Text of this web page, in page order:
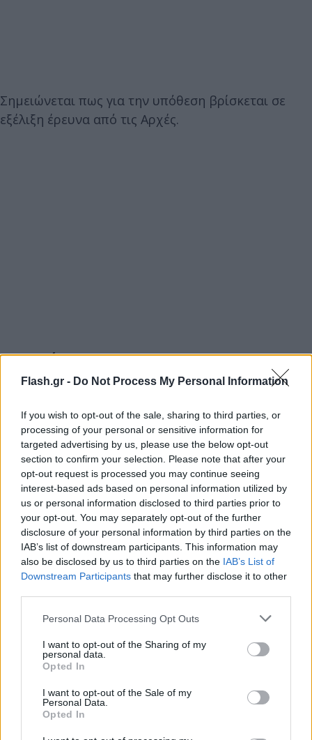
Flash.gr - Do Not Process My Personal Information
If you wish to opt-out of the sale, sharing to third parties, or
processing of your personal or sensitive information for
targeted advertising by us, please use the below opt-out
section to confirm your selection. Please note that after your
opt-out request is processed you may continue seeing
interest-based ads based on personal information utilized by
us or personal information disclosed to third parties prior to
your opt-out. You may separately opt-out of the further
disclosure of your personal information by third parties on the
IAB’s list of downstream participants. This information may
also be disclosed by us to third parties on the IAB’s List of
Downstream Participants that may further disclose it to other
Please note that this website/app uses one or more Google
not limited to your visit or usage behaviour. You may click to
grant or deny consent to Google and its third-party tags to
use your data for below specified purposes in below Google
consent section.
Personal Data Processing Opt Outs
I want to opt-out of the Sharing of my
personal data.
Opted In
I want to opt-out of the Sale of my
Personal Data.
Opted In
Σημειώνεται πως για την υπόθεση βρίσκεται σε
εξέλιξη έρευνα από τις Αρχές.
Η ανακοίνωση της ΕΛΑΣ
«Συνελήφθη, χθες (23.1.2024) το απόγευμα, στο
Κιάτο Κορινθίας, από αστυνομικούς του Τμήματος
Ασφάλειας Κορίνθου, 67χρονος ημεδαπός, σε
βάρος του οποίου σχηματίσθηκε δικογραφία για
ναρκωτικά, κλοπή και πλαστογραφία.
Ειδικότερα, χθες (23.1.2024) το απόγευμα στον
Αυτοκινητόδρομο Αθηνών – Πατρών, ύστερα από
κατάλληλη αξιολόγηση και αξιοποίηση στοιχείων
και μετά από οργανωμένη αστυνομική επιχείρηση,
αστυνομικοί του Τμήματος Ασφάλειας Κορίνθου
πραγματοποίησαν έλεγχο σε όχημα που οδηγούσε
ο 67χρονος, εντός του οποίου βρέθηκαν και
κατασχέθηκαν 145 συσκευασίες με κάνναβη,
συνολικού βάρους 195,06 κιλών.